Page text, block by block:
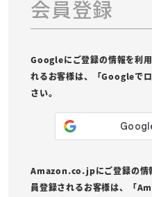
会員登録
Googleにご登録の情報を利
れるお客様は、「Googleで
さい。
Amazon.co.jpにご登録の情
員登録されるお客様は、「